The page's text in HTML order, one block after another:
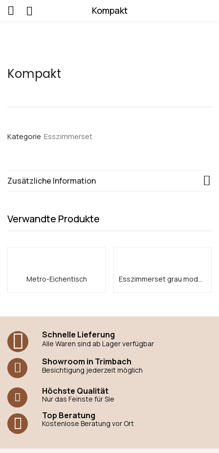
Kompakt
Kompakt
Kategorie Esszimmerset
Zusätzliche Information
Verwandte Produkte
Metro-Eichentisch Esszimmerset grau modern style
Schnelle Lieferung
Alle Waren sind ab Lager verfügbar
Showroom in Trimbach
Besichtigung jederzeit möglich
Höchste Qualität
Nur das Feinste für Sie
Top Beratung
Kostenlose Beratung vor Ort